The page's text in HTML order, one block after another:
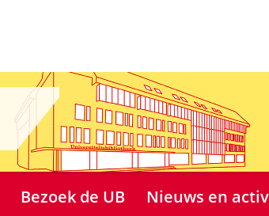
Bezoek de UB Nieuws en